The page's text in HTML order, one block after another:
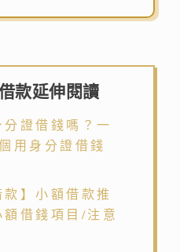
款延伸閱讀
證借錢嗎？一
用身分證借錢
款】小額借款推
額借錢項目/注意